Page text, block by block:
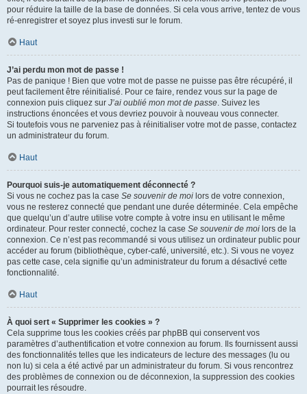
pour réduire la taille de la base de données. Si cela vous arrive, tentez de vous
ré-enregistrer et soyez plus investi sur le forum.
Haut
J’ai perdu mon mot de passe !
Pas de panique ! Bien que votre mot de passe ne puisse pas être récupéré, il
peut facilement être réinitialisé. Pour ce faire, rendez vous sur la page de
connexion puis cliquez sur J’ai oublié mon mot de passe. Suivez les
instructions énoncées et vous devriez pouvoir à nouveau vous connecter.
Si toutefois vous ne parveniez pas à réinitialiser votre mot de passe, contactez
un administrateur du forum.
Haut
Pourquoi suis-je automatiquement déconnecté ?
Si vous ne cochez pas la case Se souvenir de moi lors de votre connexion,
vous ne resterez connecté que pendant une durée déterminée. Cela empêche
que quelqu’un d’autre utilise votre compte à votre insu en utilisant le même
ordinateur. Pour rester connecté, cochez la case Se souvenir de moi lors de la
connexion. Ce n’est pas recommandé si vous utilisez un ordinateur public pour
accéder au forum (bibliothèque, cyber-café, université, etc.). Si vous ne voyez
pas cette case, cela signifie qu’un administrateur du forum a désactivé cette
fonctionnalité.
Haut
À quoi sert « Supprimer les cookies » ?
Cela supprime tous les cookies créés par phpBB qui conservent vos
paramètres d’authentification et votre connexion au forum. Ils fournissent aussi
des fonctionnalités telles que les indicateurs de lecture des messages (lu ou
non lu) si cela a été activé par un administrateur du forum. Si vous rencontrez
des problèmes de connexion ou de déconnexion, la suppression des cookies
pourrait les résoudre.